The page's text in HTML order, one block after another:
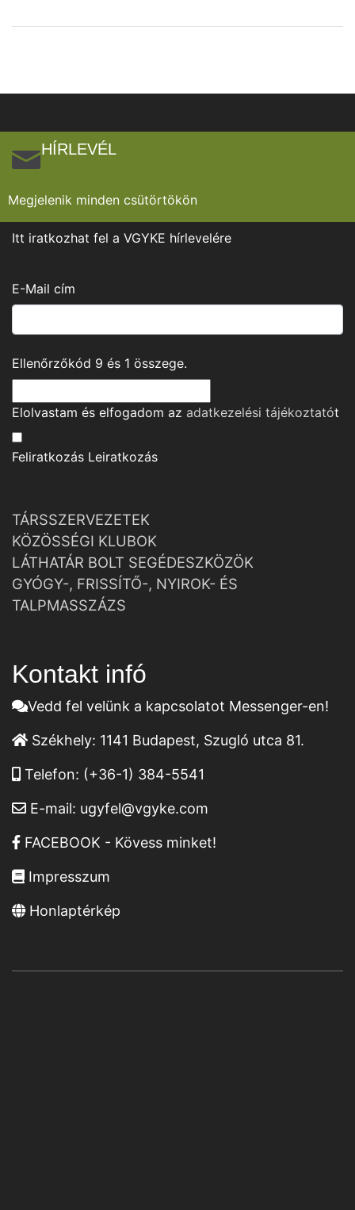
HÍRLEVÉL
Megjelenik minden csütörtökön
Itt iratkozhat fel a VGYKE hírlevelére
E-Mail cím
Ellenőrzőkód 9 és 1 összege.
Elolvastam és elfogadom az adatkezelési tájékoztatót
Feliratkozás Leiratkozás
TÁRSSZERVEZETEK
KÖZÖSSÉGI KLUBOK
LÁTHATÁR BOLT SEGÉDESZKÖZÖK
GYÓGY-, FRISSÍTŐ-, NYIROK- ÉS
TALPMASSZÁZS
Kontakt infó
Vedd fel velünk a kapcsolatot Messenger-en!
Székhely: 1141 Budapest, Szugló utca 81.
Telefon: (+36-1) 384-5541
E-mail: ugyfel@vgyke.com
FACEBOOK - Kövess minket!
Impresszum
Honlaptérkép